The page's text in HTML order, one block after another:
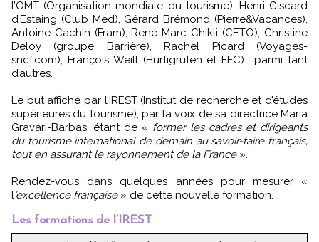
l’OMT (Organisation mondiale du tourisme), Henri Giscard
d’Estaing (Club Med), Gérard Brémond (Pierre&Vacances),
Antoine Cachin (Fram), René-Marc Chikli (CETO), Christine
Deloy (groupe Barrière), Rachel Picard (Voyages-
sncf.com), François Weill (Hurtigruten et FFC)… parmi tant
d’autres.
Le but affiché par l’IREST (Institut de recherche et d’études
supérieures du tourisme), par la voix de sa directrice Maria
Gravari-Barbas, étant de « former les cadres et dirigeants
du tourisme international de demain au savoir-faire français,
tout en assurant le rayonnement de la France».
Rendez-vous dans quelques années pour mesurer «
l ’excellence française» de cette nouvelle formation.
Les formations de l’IREST